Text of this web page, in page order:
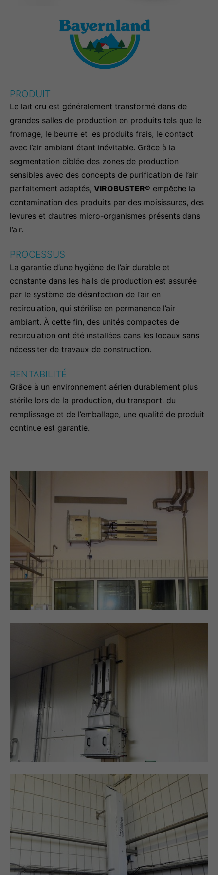
About us
Lorem ipsum dolor sit amet, consectetuer
massa. Cum sociis natoque penatibus et magnis
dis parturient montes, nascetur ridiculus mus.
Donec quam felis, ultricies nec.
PRODUIT
Le lait cru est généralement transformé dans de
grandes salles de production en produits tels que le
fromage, le beurre et les produits frais, le contact
avec l’air ambiant étant inévitable. Grâce à la
segmentation ciblée des zones de production
sensibles avec des concepts de purification de l’air
parfaitement adaptés, VIROBUSTER® empêche la
contamination des produits par des moisissures, des
levures et d’autres micro-organismes présents dans
l’air.
PROCESSUS
La garantie d’une hygiène de l’air durable et
constante dans les halls de production est assurée
par le système de désinfection de l’air en
recirculation, qui stérilise en permanence l’air
ambiant. À cette fin, des unités compactes de
recirculation ont été installées dans les locaux sans
nécessiter de travaux de construction.
RENTABILITÉ
Grâce à un environnement aérien durablement plus
stérile lors de la production, du transport, du
remplissage et de l’emballage, une qualité de produit
continue est garantie.